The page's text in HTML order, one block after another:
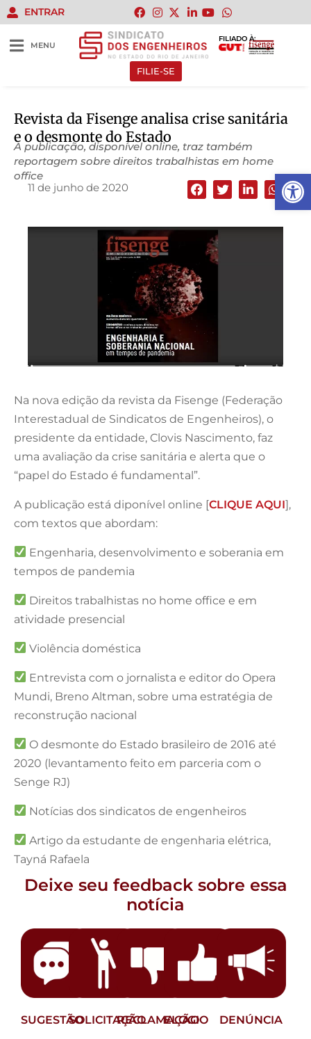
Abrir
ENTRAR
MENU
FILIADO À:
FILIE-SE
Revista da Fisenge analisa crise sanitária
e o desmonte do Estado
A publicação, disponível online, traz também
reportagem sobre direitos trabalhistas em home
office
11 de junho de 2020
Na nova edição da revista da Fisenge (Federação
Interestadual de Sindicatos de Engenheiros), o
presidente da entidade, Clovis Nascimento, faz
uma avaliação da crise sanitária e alerta que o
“papel do Estado é fundamental”.
A publicação está diponível online [CLIQUE AQUI],
com textos que abordam:
Engenharia, desenvolvimento e soberania em
tempos de pandemia
Direitos trabalhistas no home office e em
atividade presencial
Violência doméstica
Entrevista com o jornalista e editor do Opera
Mundi, Breno Altman, sobre uma estratégia de
reconstrução nacional
O desmonte do Estado brasileiro de 2016 até
2020 (levantamento feito em parceria com o
Senge RJ)
Notícias dos sindicatos de engenheiros
Artigo da estudante de engenharia elétrica,
Tayná Rafaela
Deixe seu feedback sobre essa
notícia
SUGESTÃOSOLICITAÇÃORECLAMAÇÃO
ELOGIO DENÚNCIA